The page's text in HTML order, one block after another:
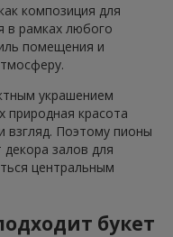
композиция для
в рамках любого
помещения и
украшением
природная красота
взгляд. Поэтому пионы
декора залов для
центральным
букет